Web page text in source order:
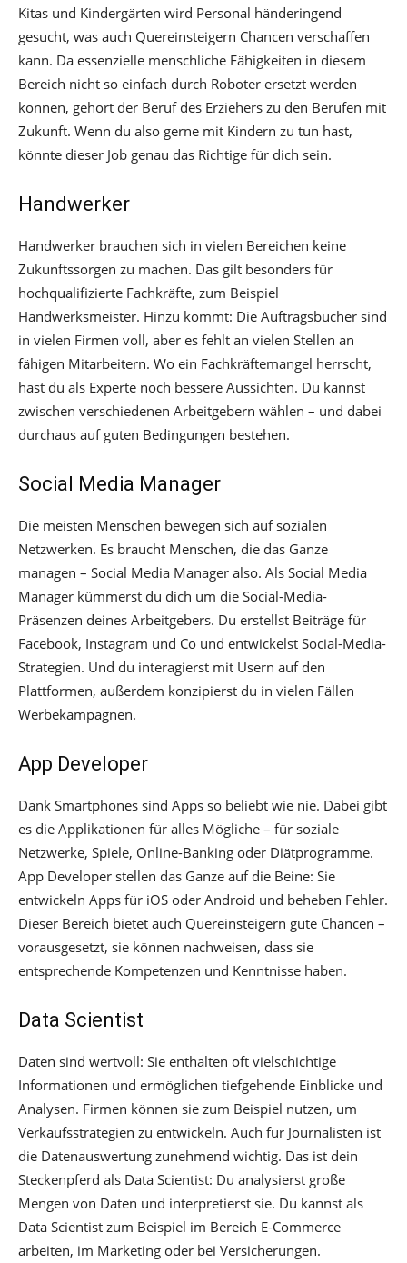
Kitas und Kindergärten wird Personal händeringend
gesucht, was auch Quereinsteigern Chancen verschaffen
kann. Da essenzielle menschliche Fähigkeiten in diesem
Bereich nicht so einfach durch Roboter ersetzt werden
können, gehört der Beruf des Erziehers zu den Berufen mit
Zukunft. Wenn du also gerne mit Kindern zu tun hast,
könnte dieser Job genau das Richtige für dich sein.
Handwerker
Handwerker brauchen sich in vielen Bereichen keine
Zukunftssorgen zu machen. Das gilt besonders für
hochqualifizierte Fachkräfte, zum Beispiel
Handwerksmeister. Hinzu kommt: Die Auftragsbücher sind
in vielen Firmen voll, aber es fehlt an vielen Stellen an
fähigen Mitarbeitern. Wo ein Fachkräftemangel herrscht,
hast du als Experte noch bessere Aussichten. Du kannst
zwischen verschiedenen Arbeitgebern wählen – und dabei
durchaus auf guten Bedingungen bestehen.
Social Media Manager
Die meisten Menschen bewegen sich auf sozialen
Netzwerken. Es braucht Menschen, die das Ganze
managen – Social Media Manager also. Als Social Media
Manager kümmerst du dich um die Social-Media-
Präsenzen deines Arbeitgebers. Du erstellst Beiträge für
Facebook, Instagram und Co und entwickelst Social-Media-
Strategien. Und du interagierst mit Usern auf den
Plattformen, außerdem konzipierst du in vielen Fällen
Werbekampagnen.
App Developer
Dank Smartphones sind Apps so beliebt wie nie. Dabei gibt
es die Applikationen für alles Mögliche – für soziale
Netzwerke, Spiele, Online-Banking oder Diätprogramme.
App Developer stellen das Ganze auf die Beine: Sie
entwickeln Apps für iOS oder Android und beheben Fehler.
Dieser Bereich bietet auch Quereinsteigern gute Chancen –
vorausgesetzt, sie können nachweisen, dass sie
entsprechende Kompetenzen und Kenntnisse haben.
Data Scientist
Daten sind wertvoll: Sie enthalten oft vielschichtige
Informationen und ermöglichen tiefgehende Einblicke und
Analysen. Firmen können sie zum Beispiel nutzen, um
Verkaufsstrategien zu entwickeln. Auch für Journalisten ist
die Datenauswertung zunehmend wichtig. Das ist dein
Steckenpferd als Data Scientist: Du analysierst große
Mengen von Daten und interpretierst sie. Du kannst als
Data Scientist zum Beispiel im Bereich E-Commerce
arbeiten, im Marketing oder bei Versicherungen.